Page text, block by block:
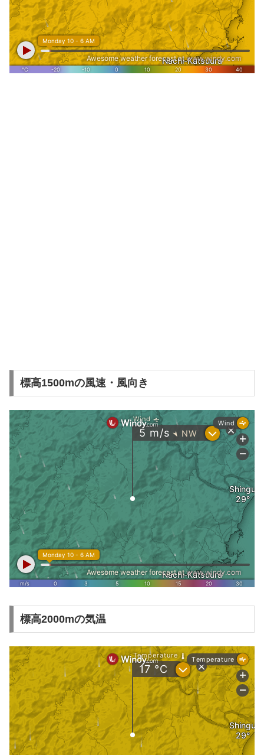
標高1500mの風速・風向き
標高2000mの気温